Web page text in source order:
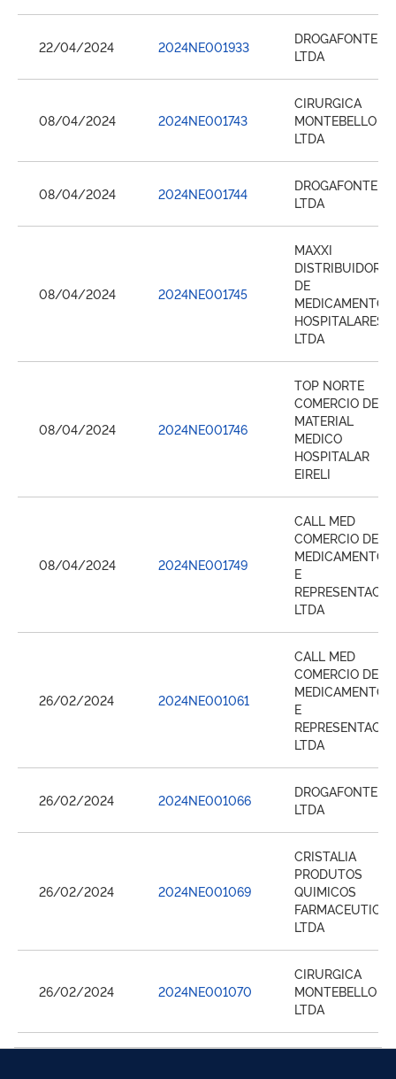
22/04/2024 2024NE001933
DROGAFONTE
LTDA
08/04/2024 2024NE001743
CIRURGICA
MONTEBELLO
LTDA
08/04/2024 2024NE001744
DROGAFONTE
LTDA
08/04/2024 2024NE001745
MAXXI
DISTRIBUIDORA
DE
MEDICAMENTOS
HOSPITALARES
LTDA
08/04/2024 2024NE001746
TOP NORTE
COMERCIO DE
MATERIAL
MEDICO
HOSPITALAR
EIRELI
08/04/2024 2024NE001749
CALL MED
COMERCIO DE
MEDICAMENTOS
E
LTDA
26/02/2024 2024NE001061
CALL MED
COMERCIO DE
MEDICAMENTOS
E
LTDA
26/02/2024 2024NE001066
DROGAFONTE
LTDA
26/02/2024 2024NE001069
CRISTALIA
PRODUTOS
QUIMICOS
LTDA
26/02/2024 2024NE001070
CIRURGICA
MONTEBELLO
LTDA